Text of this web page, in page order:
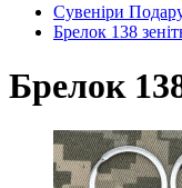
Сувеніри
Брелок 138
Брелок